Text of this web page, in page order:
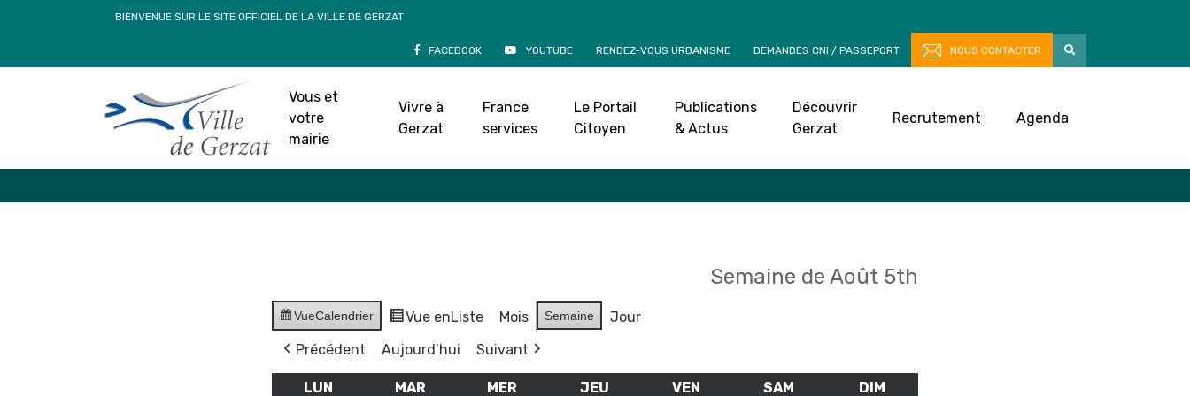
BIENVENUE SUR LE SITE OFFICIEL DE LA VILLE DE GERZAT
FACEBOOK YOUTUBE RENDEZ-VOUS URBANISME DEMANDES CNI / PASSEPORT NOUS CONTACTER
Vous et
votre
mairie
Vivre à
Gerzat
France
services
Le Portail
Citoyen
Publications
& Actus
Découvrir
Gerzat
Recrutement Agenda
Accueil»Agenda
Semaine de Août 5th
VueCalendrier Vue enListe Mois Semaine
Jour
Précédent
Aujourd’hui Suivant
LUN MARMARDI MER MERCREDIJEU VEN VENDREDISAM DIM